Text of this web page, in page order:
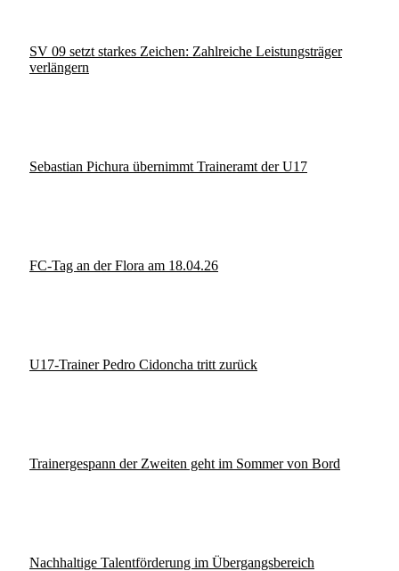
SV 09 setzt starkes Zeichen: Zahlreiche Leistungsträger
verlängern
Sebastian Pichura übernimmt Traineramt der U17
FC-Tag an der Flora am 18.04.26
U17-Trainer Pedro Cidoncha tritt zurück
Trainergespann der Zweiten geht im Sommer von Bord
Nachhaltige Talentförderung im Übergangsbereich